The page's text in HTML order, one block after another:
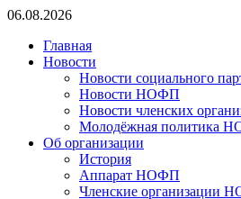
Перейти
содержимому
06.08.2026
Главная
Новости
Новости социального
Новости НОФП
Новости членских
Молодёжная политика
Об организации
История
Аппарат НОФП
Членские организации